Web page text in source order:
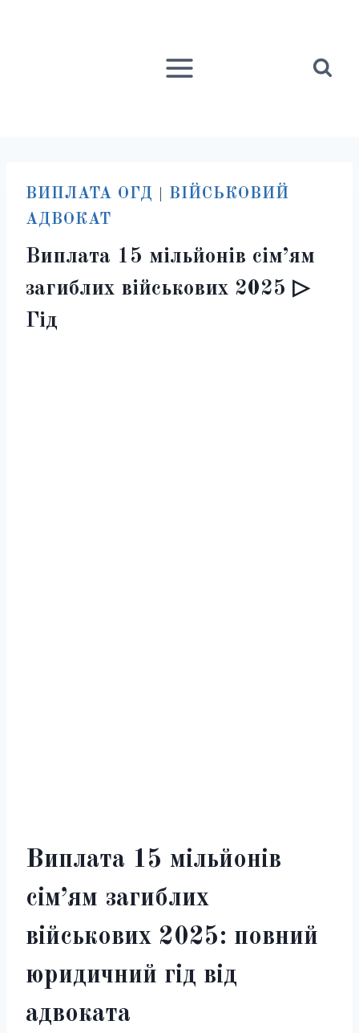
ВИПЛАТА ОГД
ВІЙСЬКОВИЙ
АДВОКАТ
Виплата 15 мільйонів сім’ям
загиблих військових 2025 ▷
Гід
Виплата 15 мільйонів
сім’ям загиблих
військових 2025: повний
юридичний гід від
адвоката